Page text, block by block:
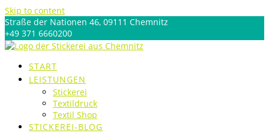
Skip to content
Straße der Nationen 46, 09111 Chemnitz
+49 371 6660200
produktion@future-werbung.de
START
LEISTUNGEN
Stickerei
Textildruck
Textil Shop
STICKEREI-BLOG